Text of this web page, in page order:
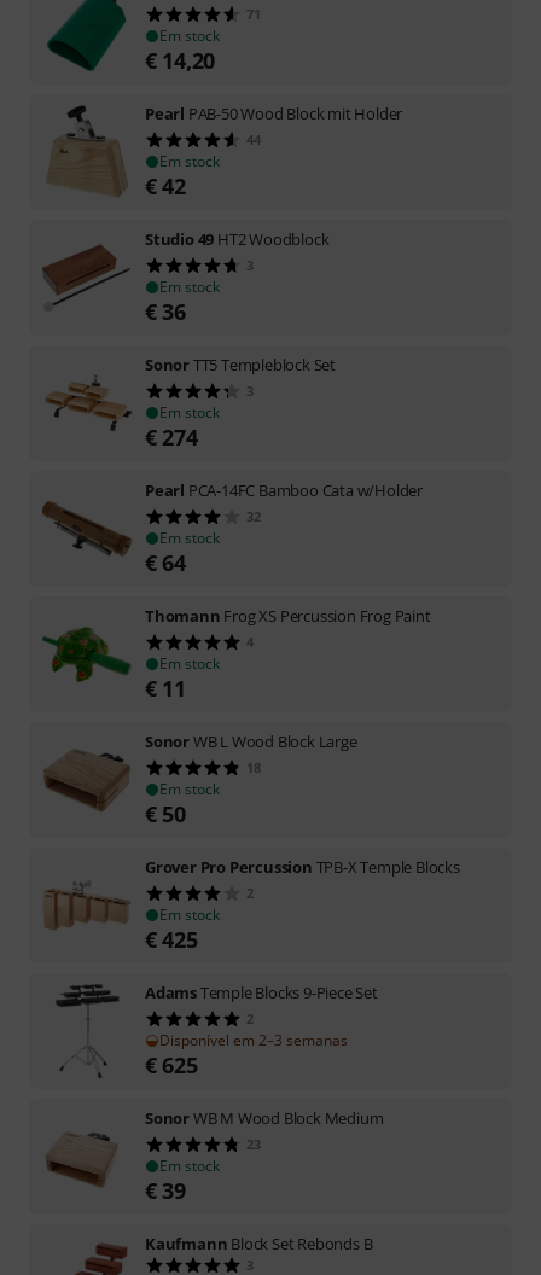
71
Em stock
€ 14,20
Pearl PAB-50 Wood Block mit Holder
44
Em stock
€42
Studio 49 HT2 Woodblock
3
Em stock
€ 36
SonorTT5 Templeblock Set
3
Em stock
€ 274
Pearl PCA-14FC Bamboo Cata w/Holder
32
Em stock
€ 64
Thomann Frog XS Percussion Frog Paint
4
Em stock
€ 11
SonorWB L Wood Block Large
18
Em stock
€ 50
Grover Pro Percussion TPB-X Temple Blocks
2
Em stock
€425
AdamsTemple Blocks 9-Piece Set
2
Disponível em 2–3 semanas
€ 625
SonorWB M Wood Block Medium
23
Em stock
€ 39
Kaufmann Block Set Rebonds B
3